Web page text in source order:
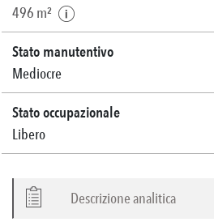
496 m²
Stato manutentivo
Mediocre
Stato occupazionale
Libero
Descrizione analitica